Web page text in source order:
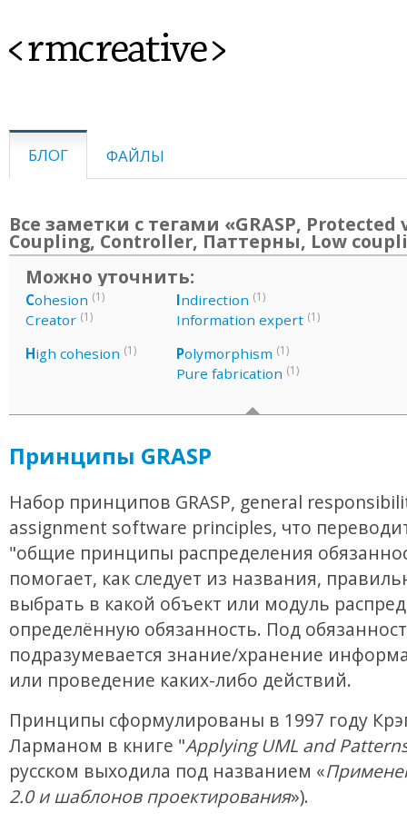
<rmcreative>
БЛОГ ФАЙЛЫ
Все заметки с тегами «GRASP,
Coupling, Controller, Паттерны, Low
Можно уточнить:
Cohesion (1)
Creator (1)
High cohesion (1)
Indirection (1)
Information expert (1)
Polymorphism (1)
Pure fabrication (1)
Принципы GRASP
Набор принципов GRASP, general
assignment software principles, что
"общие принципы распределения
помогает, как следует из названия,
выбрать в какой объект или модуль
определённую обязанность. Под
подразумевается знание/хранение
или проведение каких-либо действий.
Принципы сформулированы в 1997 году
Ларманом в книге "Applying UML and
русском выходила под названием «
2.0 и шаблонов проектирования»).